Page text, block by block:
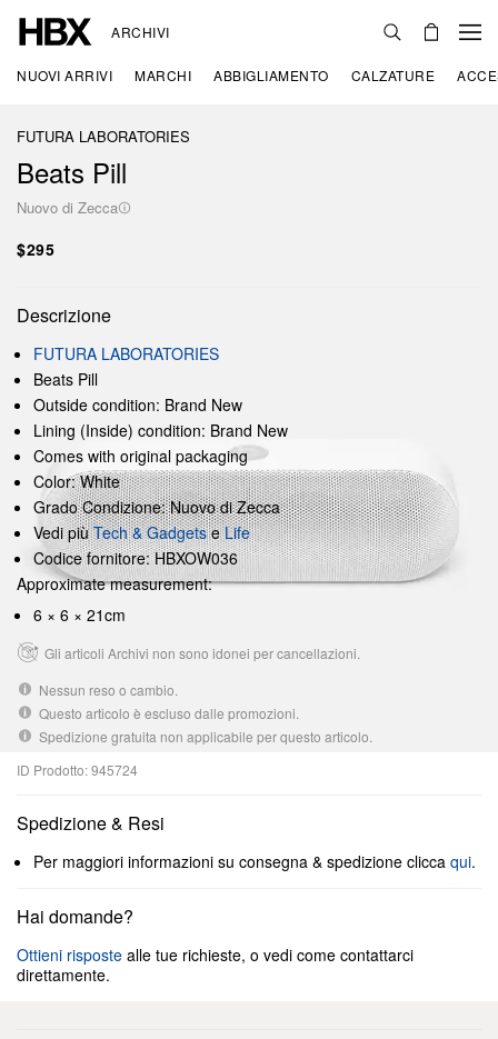
ARCHIVI
NUOVI ARRIVI MARCHI ABBIGLIAMENTO CALZATURE
FUTURA LABORATORIES
Beats Pill
Nuovo di Zecca
$295
Descrizione
FUTURA LABORATORIES
Beats Pill
Outside condition: Brand New
Lining (Inside) condition: Brand New
Comes with original packaging
Color: White
Grado Condizione: Nuovo di Zecca
Vedi piùTech & GadgetseLife
Codice fornitore: HBXOW036
Approximate measurement:
6 × 6 × 21cm
Gli articoli Archivi non sono idonei per cancellazioni.
Nessun reso o cambio.
Questo articolo è escluso dalle promozioni.
Spedizione gratuita non applicabile per questo articolo.
ID Prodotto: 945724
Spedizione & Resi
Per maggiori informazioni su consegna & spedizione clicca qui.
Hai domande?
Ottieni risposte alle tue richieste, o vedi come contattarci
direttamente.